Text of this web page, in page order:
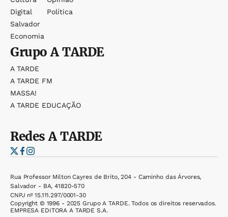
Digital
Salvador
Economia
Política
GrupoA TARDE
A TARDE
A TARDE FM
MASSA!
A TARDE EDUCAÇÃO
RedesA TARDE
Rua Professor Milton Cayres de Brito, 204 - Caminho das Árvores,
Salvador - BA, 41820-570
CNPJ nº 15.111.297/0001-30
Copyright © 1996 - 2025 Grupo A TARDE. Todos os direitos reservados.
EMPRESA EDITORA A TARDE S.A.